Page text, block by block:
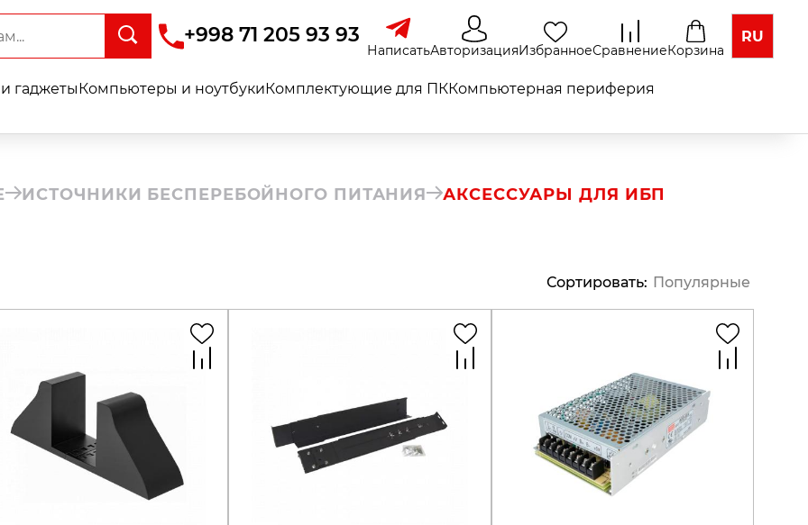
+998 71 205 93 93
НаписатьАвторизацияИзбранноеСравнениеКорзина
RU
гаджетыКомпьютеры и ноутбукиКомплектующие для ПККомпьютерная периферия
ИСТОЧНИКИ БЕСПЕРЕБОЙНОГО ПИТАНИЯ АКСЕССУАРЫ ДЛЯ ИБП
Сортировать: Популярные